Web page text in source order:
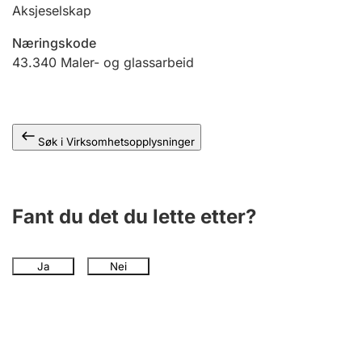
Offentlig sektor
Aksjeselskap
Næringskode
43.340 Maler- og glassarbeid
Søk i Virksomhetsopplysninger
Fant du det du lette etter?
Ja Nei